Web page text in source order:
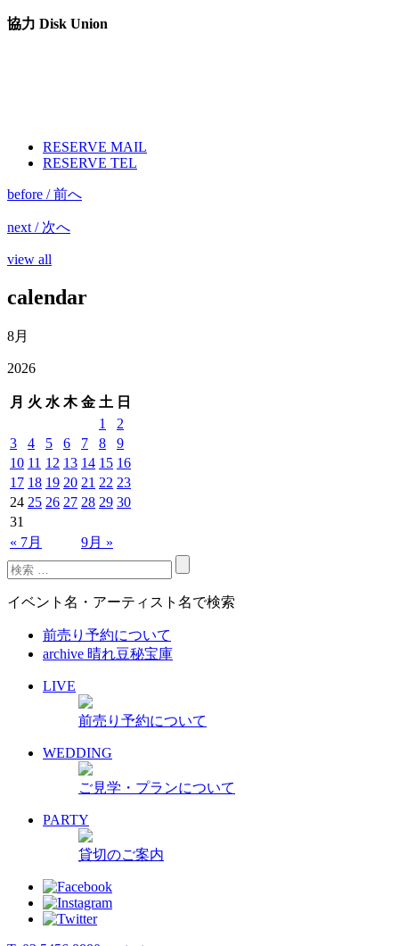
協力 Disk Union
RESERVE MAIL
RESERVE TEL
before / 前へ
next / 次へ
view all
calendar
8月
2026
月 火 水 木 金 土 日
« 7月 9月 »
1
2
3
4 5 6 7 8
9
10 11 12 13 14 15 16
17 18 19 20 21 22 23
24 25 26 27 28 29 30
31
イベント名・アーティスト名で検索
前売り予約について
archive 晴れ豆秘宝庫
LIVE
前売り予約について
WEDDING
ご見学・プランについて
PARTY
貸切のご案内